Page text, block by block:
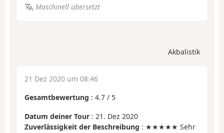
Maschinell übersetzt
Akbalistik
21 Dez 2020 um 08:46
Gesamtbewertung : 4.7 / 5
Datum deiner Tour : 21. Dez 2020
Zuverlässigkeit der Beschreibung : ★★★★★ Sehr